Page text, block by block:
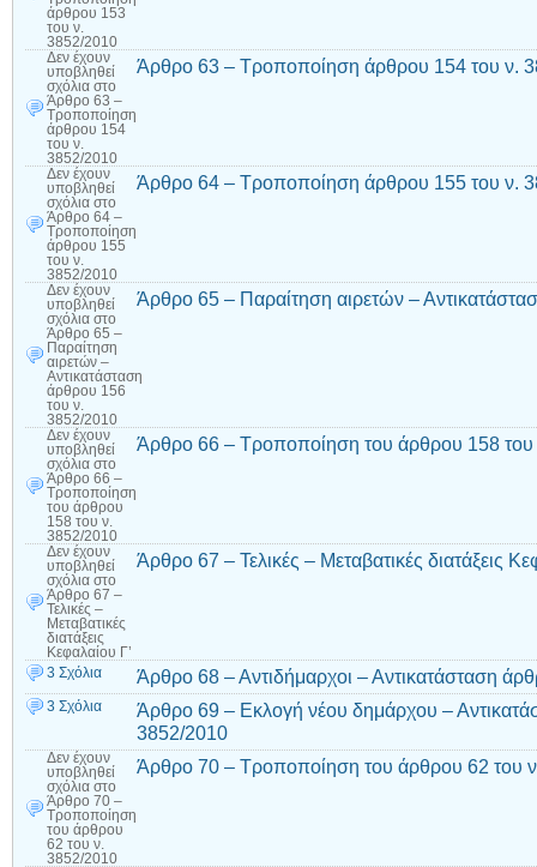
άρθρου 153
του ν.
3852/2010
Δεν έχουν
υποβληθεί
σχόλια στο
Άρθρο 63 –
Τροποποίηση
άρθρου 154
του ν.
3852/2010
Άρθρο 63 – Τροποποίηση άρθρου 154 του ν.
Δεν έχουν
υποβληθεί
σχόλια στο
Άρθρο 64 –
Τροποποίηση
άρθρου 155
του ν.
3852/2010
Άρθρο 64 – Τροποποίηση άρθρου 155 του ν.
Δεν έχουν
υποβληθεί
σχόλια στο
Άρθρο 65 –
Παραίτηση
αιρετών –
Αντικατάσταση
άρθρου 156
του ν.
3852/2010
Άρθρο 65 – Παραίτηση αιρετών –
Δεν έχουν
υποβληθεί
σχόλια στο
Άρθρο 66 –
Τροποποίηση
του άρθρου
158 του ν.
3852/2010
Άρθρο 66 – Τροποποίηση του άρθρου 158
Δεν έχουν
υποβληθεί
σχόλια στο
Άρθρο 67 –
Τελικές –
Μεταβατικές
διατάξεις
Κεφαλαίου Γ’
Άρθρο 67 – Τελικές – Μεταβατικές διατάξεις
3 Σχόλια Άρθρο 68 – Αντιδήμαρχοι – Αντικατάσταση
3 Σχόλια
Άρθρο 69 – Εκλογή νέου δημάρχου –
3852/2010
Δεν έχουν
υποβληθεί
σχόλια στο
Άρθρο 70 –
Τροποποίηση
του άρθρου
62 του ν.
3852/2010
Άρθρο 70 – Τροποποίηση του άρθρου 62 του